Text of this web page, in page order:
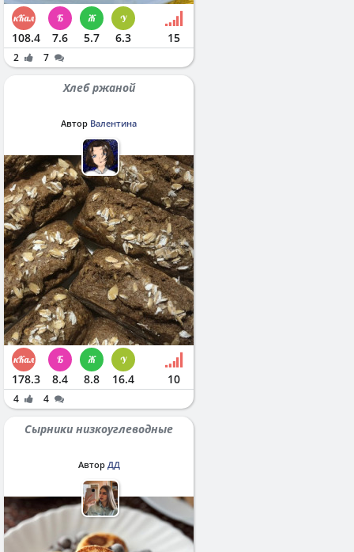
108.4 7.6 5.7 6.3 15
2 7
Хлеб ржаной
Автор Валентина
178.3 8.4 8.8 16.4 10
4 4
Сырники низкоуглеводные
Автор ДД